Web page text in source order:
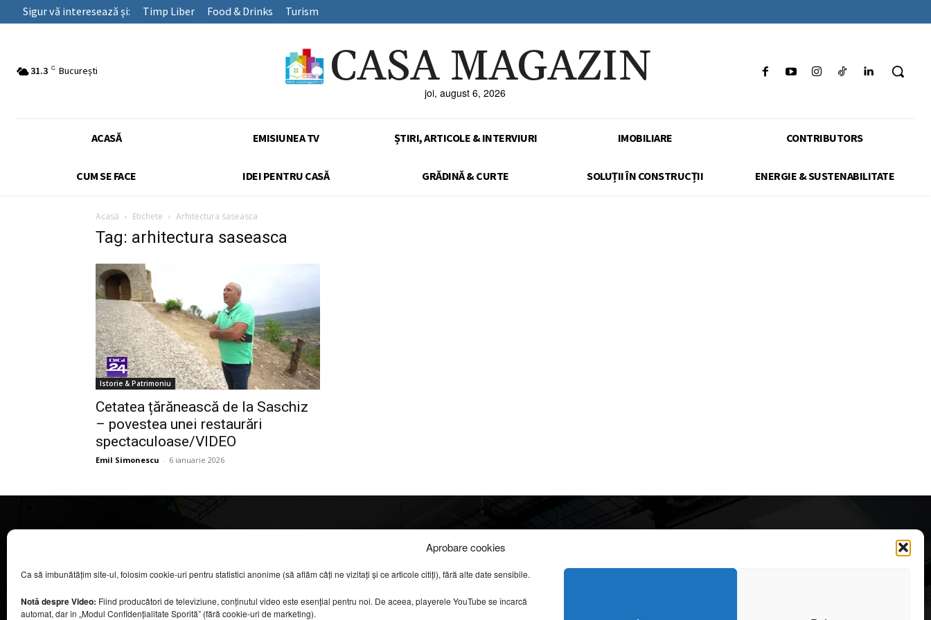
Aprobare cookies
Ca să îmbunătățim site-ul, folosim cookie-uri pentru statistici anonime (să aflăm câți ne vizitați și ce articole citiți), fără alte date sensibile.
Notă despre Video: Fiind producători de televiziune, conținutul video este esențial pentru noi. De aceea, playerele YouTube se încarcă
automat, dar în „Modul Confidențialitate Sporită” (fără cookie-uri de marketing).
Sigur vă interesează și: Timp Liber Food & Drinks Turism
31.3 C București CASA MAGAZIN
joi, august 6, 2026
ACASĂ EMISIUNEA TV ȘTIRI, ARTICOLE & INTERVIURI IMOBILIARE CONTRIBUTORS
CUM SE FACE IDEI PENTRU CASĂ GRĂDINĂ & CURTE SOLUȚII ÎN CONSTRUCȚII ENERGIE & SUSTENABILITATE
Acasă Etichete Arhitectura saseasca
Tag: arhitectura saseasca
Istorie & Patrimoniu
Cetatea țărănească de la Saschiz
– povestea unei restaurări
spectaculoase/VIDEO
Emil Simonescu - 6 ianuarie 2026
COOL MEDIA BROADCASTING & EVENTS SRL.
Toate drepturile rezervate.
Contacte în secțiunea „Despre noi”.
Info
DESPRE NOI
CONFIDENȚIALITATE & COOKIES
apreciate
Secretele construirii